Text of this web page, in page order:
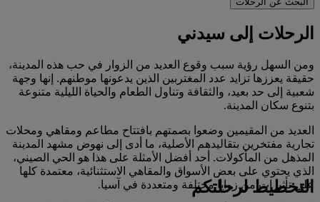
الرحلات إلى سيدني
ومن السهل رؤية سبب وقوع العديد من الزوار في حب هذه المدينة،
حقيقة يعززها تزايد عدد المغتربين الذين يدعونها موطنهم. إنها وجهة
شعبية إلى حد بعيد، والثقافة وتناول الطعام والحياة الليلية متنوعة
بتنوع سكان المدينة.
العديد من المقيمين وضعوا بصمتهم بافتتاح مطاعم ومقاهي ومحلات
تجارية مفتخرين بتقاليدهم الأصلية، ما أدى إلى نهوض مشهد المدينة
المذهل من المأكولات. أحد أفضل الأمثلة على هذا هو الحي الصيني،
الذي يحتوي على بعض الأسواق والمقاهي الاستثنائية، معتمدة كلها
على تأثيرات من زوايا مختلفة ومتعددة في آسيا.
التخطيط لرحلتكم